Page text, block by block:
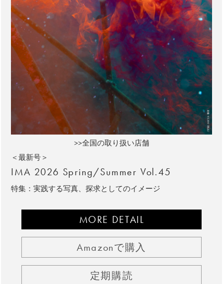
>>全国の取り扱い店舗
＜最新号＞
IMA 2026 Spring/Summer Vol.45
特集：実践する写真、探求としてのイメージ
MORE DETAIL
Amazonで購入
定期購読